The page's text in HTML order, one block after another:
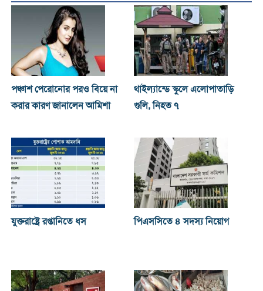
পঞ্চাশ পেরোনোর পরও বিয়ে না
করার কারণ জানালেন আমিশা
থাইল্যান্ডে স্কুলে এলোপাতাড়ি
গুলি, নিহত ৭
যুক্তরাষ্ট্রে রপ্তানিতে ধস পিএসসিতে ৪ সদস্য নিয়োগ